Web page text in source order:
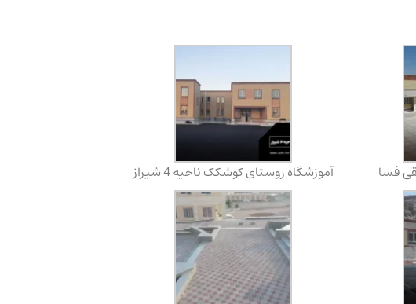
آموزشگاه روستای کوشکک ناحیه 4 شیراز